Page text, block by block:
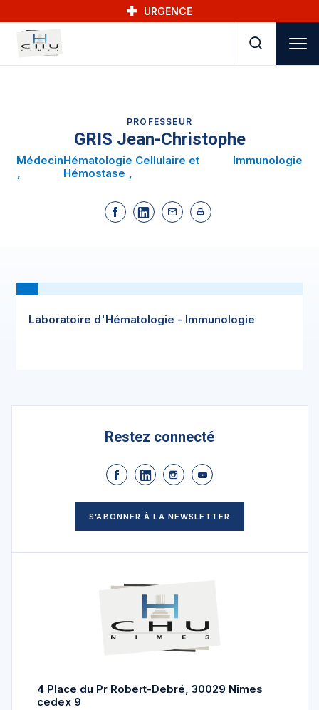
URGENCE
PROFESSEUR
GRIS Jean-Christophe
MédecinHématologie Cellulaire et
Hémostase
Immunologie
Laboratoire d'Hématologie - Immunologie
Restez connecté
S’ABONNER À LA NEWSLETTER
4 Place du Pr Robert-Debré, 30029 Nîmes
cedex 9